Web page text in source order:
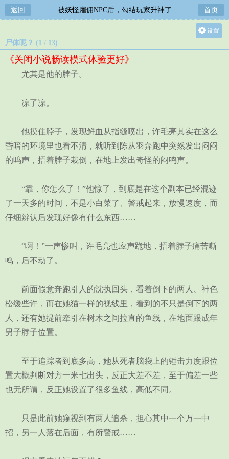
返回 被妖怪雇佣NPC后，勾结玩家升神了 首页
设置
尸体呢？ (1 / 13)
《关闭小说畅读模式体验更好》
尤其是他的脖子。
凉了凉。
他摸住脖子，发现鲜血从指缝喷出，许毛亮其实在这么
昏暗的环境里也看不清，就听到陈从羽奔跑中突然发出闷闷
的呜声，捂着脖子栽倒，在地上发出奇怪的闷鸣声。
“靠，你怎么了！”他惊了，到底是在这个副本已经混迹
了一天多的时间，不是小白菜了、警戒起来，放慢速度，而
仔细辨认后发现好像有什么东西……
“啊！”一声惨叫，许毛亮也应声跪地，捂着脖子痛苦嘶
鸣，后不动了。
前面假意奔跑引人的沈执回头，看着倒下的两人、神色
松缓些许，而在她猫一样的视线里，看到的不只是倒下的两
人，还有她提前牵引在树木之间拉直的鱼线，在地面跟成年
男子脖子位置。
至于追踪者到底多高，她从死者脑袋上的锤击力度跟位
置大概判断对方一米七出头，反正大差不差，至于偏差一些
也无所谓，反正她设置了很多鱼线，高低不同。
只是此前她窥视到有两人追杀，担心其中一个万一中
招，另一人落在后面，有所警戒……